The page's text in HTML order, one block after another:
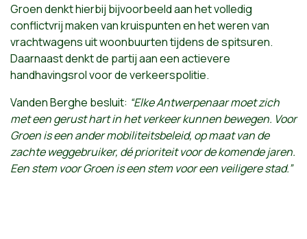
Groen denkt hierbij bijvoorbeeld aan het volledig
conflictvrij maken van kruispunten en het weren van
vrachtwagens uit woonbuurten tijdens de spitsuren.
Daarnaast denkt de partij aan een actievere
handhavingsrol voor de verkeerspolitie.
Vanden Berghe besluit: “Elke Antwerpenaar moet zich
met een gerust hart in het verkeer kunnen bewegen. Voor
Groen is een ander mobiliteitsbeleid, op maat van de
zachte weggebruiker, dé prioriteit voor de komende jaren.
Een stem voor Groen is een stem voor een veiligere stad.”